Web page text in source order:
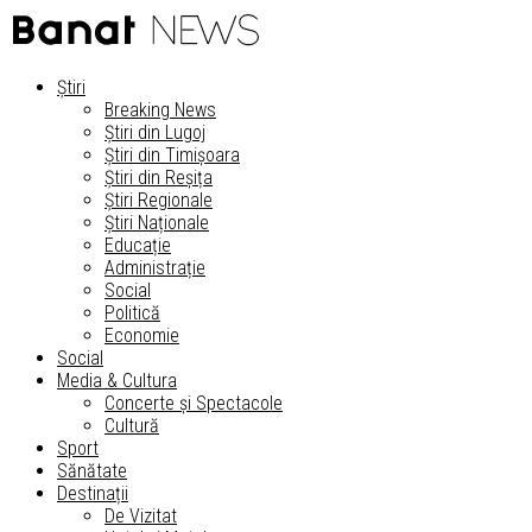
Știri
Breaking News
Știri din Lugoj
Știri din Timișoara
Știri din Reșița
Știri Regionale
Știri Naționale
Educație
Administrație
Social
Politică
Economie
Social
Media & Cultura
Concerte și Spectacole
Cultură
Sport
Sănătate
Destinații
De Vizitat